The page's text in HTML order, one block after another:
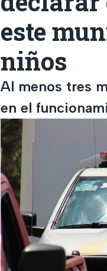
este
niños
Al menos tres
en el